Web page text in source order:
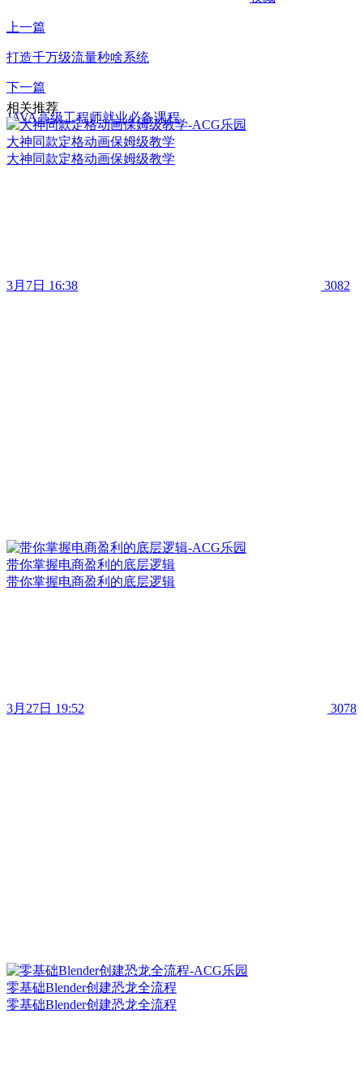
上一篇
打造千万级流量秒啥系统
下一篇
JAVA高级工程师就业必备课程
相关推荐
大神同款定格动画保姆级教学
大神同款定格动画保姆级教学
3月7日 16:38 3082
带你掌握电商盈利的底层逻辑
带你掌握电商盈利的底层逻辑
3月27日 19:52 3078
零基础Blender创建恐龙全流程
零基础Blender创建恐龙全流程